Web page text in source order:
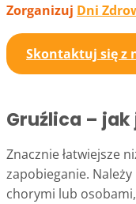
Zorganizuj Dni
Skontaktuj się z
Gruźlica –
Znacznie łatwiejsze
zapobieganie.
chorymi lub